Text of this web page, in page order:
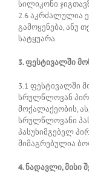
სილიკონი
2.6 აკრძალულია
გამოყენება, ანუ
სატყუარა.
3. ფესტივალში
3.1 ფესტივალში
სრულწლოვან
მოქალაქეობის,
სრულწლოვანი
პასუხიმგებელ
მიმაგრებულია
4. ნადავლი, მისი